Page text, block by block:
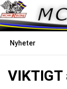
Nyheter